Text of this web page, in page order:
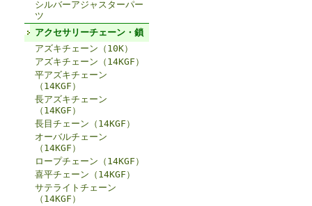
シルバーアジャスターパー
ツ
アクセサリーチェーン・鎖
アズキチェーン（10K）
アズキチェーン（14KGF）
平アズキチェーン
（14KGF）
長アズキチェーン
（14KGF）
長目チェーン（14KGF）
オーバルチェーン
（14KGF）
ロープチェーン（14KGF）
喜平チェーン（14KGF）
サテライトチェーン
（14KGF）